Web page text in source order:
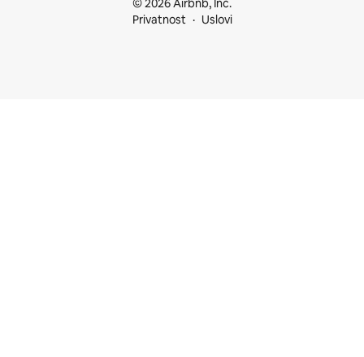
© 2026 Airbnb, Inc.
Privatnost
Uslovi